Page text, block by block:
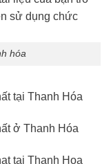
hóa
tại Thanh Hóa
ở Thanh Hóa
tai Thanh Hoa